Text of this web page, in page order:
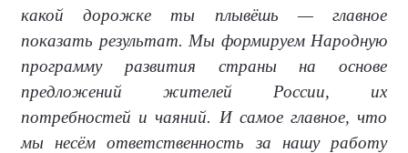
какой дорожке ты плывёшь — главное
показать результат. Мы формируем Народную
программу развития страны на основе
предложений жителей России, их
потребностей и чаяний. И самое главное, что
мы несём ответственность за нашу работу